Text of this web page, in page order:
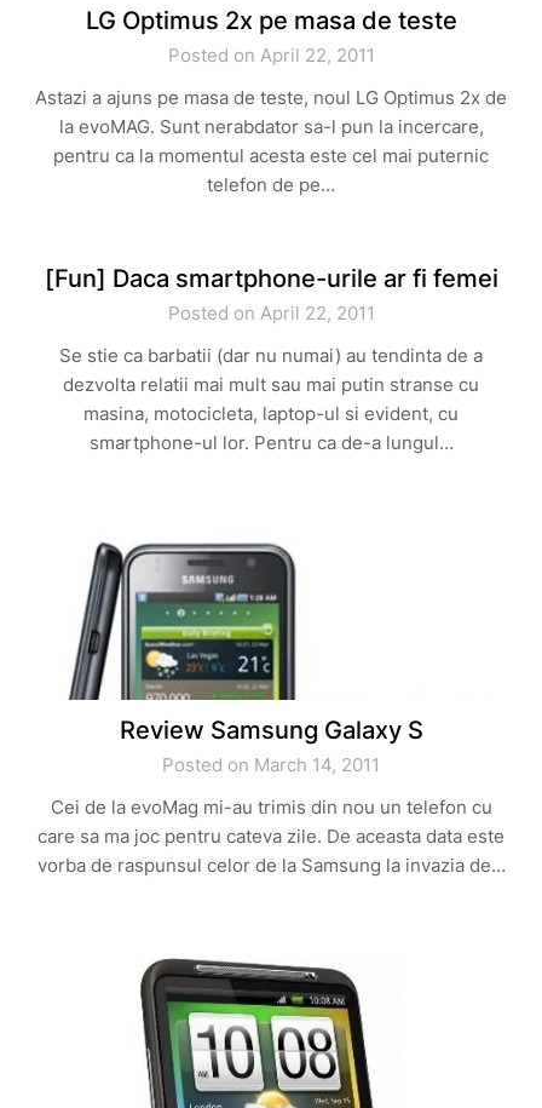
LG Optimus 2x pe masa de teste
Posted on April 22, 2011
Astazi a ajuns pe masa de teste, noul LG Optimus 2x de
la evoMAG. Sunt nerabdator sa-l pun la incercare,
pentru ca la momentul acesta este cel mai puternic
telefon de pe…
[Fun] Daca smartphone-urile ar fi femei
Posted on April 22, 2011
Se stie ca barbatii (dar nu numai) au tendinta de a
dezvolta relatii mai mult sau mai putin stranse cu
masina, motocicleta, laptop-ul si evident, cu
smartphone-ul lor. Pentru ca de-a lungul…
Review Samsung Galaxy S
Posted on March 14, 2011
Cei de la evoMag mi-au trimis din nou un telefon cu
care sa ma joc pentru cateva zile. De aceasta data este
vorba de raspunsul celor de la Samsung la invazia de…